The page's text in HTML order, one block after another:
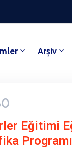
Arşiv
Eğitimi
Programı